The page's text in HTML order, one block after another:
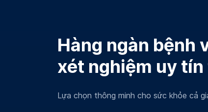
Hàng ngàn bệnh
xét nghiệm uy
Lựa chọn thông minh cho sức khỏe cả